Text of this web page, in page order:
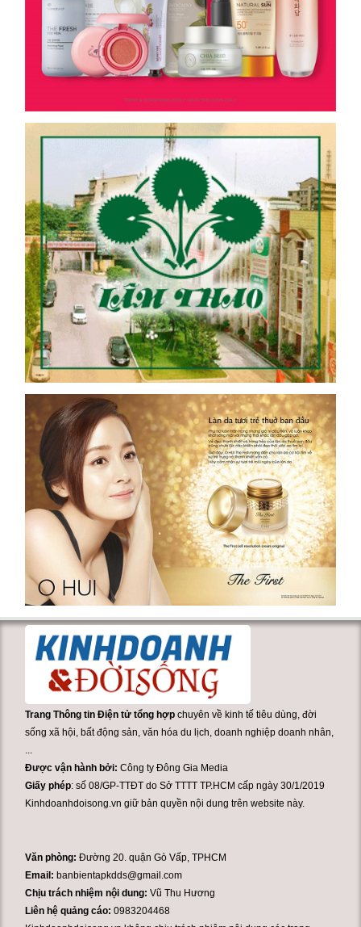
Trang Thông tin Điện tử tổng hợp chuyên về kinh tế tiêu dùng, đời
sống xã hội, bất động sản, văn hóa du lịch, doanh nghiệp doanh nhân,
Được vận hành bởi:Công ty Đông Gia Media
Giấy phép: số 08/GP-TTĐT do Sở TTTT TP.HCM cấp ngày 30/1/2019
Kinhdoanhdoisong.vn giữ bản quyền nội dung trên website này.
Văn phòng:Đường 20. quận Gò Vấp, TPHCM
Email: banbientapkdds@gmail.com
Chịu trách nhiệm nội dung: Vũ Thu Hương
Liên hệ quảng cáo:0983204468